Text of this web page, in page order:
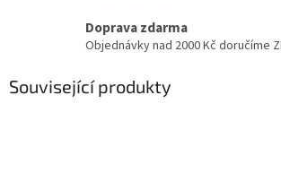
Doprava zdarma
Objednávky nad 2000 Kč doručíme
Související produkty